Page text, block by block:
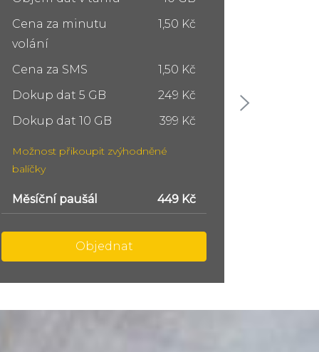
Cena za minutu
volání
1,50 Kč
Cena za SMS
1,50 Kč
Dokup dat 5 GB
249 Kč
Dokup dat 10 GB
399 Kč
Možnost přikoupit zvýhodněné
balíčky
Měsíční paušál 749 Kč
Objednat